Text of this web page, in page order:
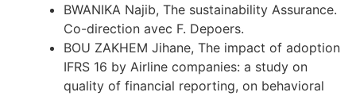
BWANIKA Najib, The sustainability Assurance.
Co-direction avec F. Depoers.
BOU ZAKHEM Jihane, The impact of adoption
IFRS 16 by Airline companies: a study on
quality of financial reporting, on behavioral